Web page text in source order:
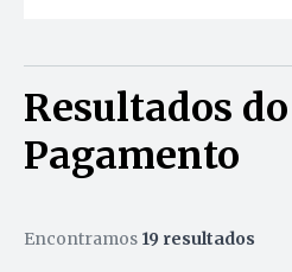
Resultados
Pagamento
Encontramos 19 resultados